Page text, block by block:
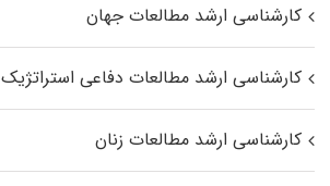
کارشناسی ارشد مطالعات جهان
کارشناسی ارشد مطالعات دفاعی استراتژیک
کارشناسی ارشد مطالعات زنان